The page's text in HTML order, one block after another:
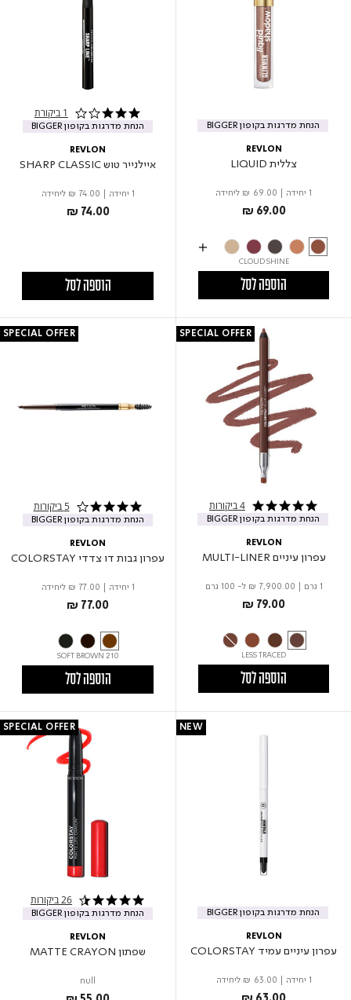
הנחת מדרגות בקופון BIGGER
REVLON
צללית LIQUID
1 יחידה ₪ 69.00 ליחידה
₪ 69.00
CLOUD SHINE
הוספה לסל
3.0 star rating 1 ביקורת
הנחת מדרגות בקופון BIGGER
REVLON
איילנייר טוש SHARP CLASSIC
1 יחידה ₪ 74.00 ליחידה
₪ 74.00
הוספה לסל
4.8 star rating 4 ביקורות
הנחת מדרגות בקופון BIGGER
SPECIAL OFFER
REVLON
עפרון עיניים MULTI-LINER
1 גרם ₪ 7,900.00 ל- 100 גרם
₪ 79.00
LESS TRACED
הוספה לסל
4.0 star rating 5 ביקורות
הנחת מדרגות בקופון BIGGER
SPECIAL OFFER
REVLON
עפרון גבות דו צדדי COLORSTAY
1 יחידה ₪ 77.00 ליחידה
₪ 77.00
210 SOFT BROWN
הוספה לסל
הנחת מדרגות בקופון BIGGER
NEW
REVLON
עפרון עיניים עמיד COLORSTAY
1 יחידה ₪ 63.00 ליחידה
4.5 star rating 26 ביקורות
הנחת מדרגות בקופון BIGGER
SPECIAL OFFER
REVLON
שפתון MATTE CRAYON
null